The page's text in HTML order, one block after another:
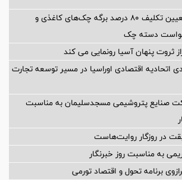
محاسبه جداگانه تعیین تکلیف 80 درصد برگه چک‌های کاغذی و
دسته چک
ثروت پنهان آسیا رونمایی می کند
اتحادیه اقتصادی اوراسیا در مسیر توسعه تجارت
صنایع پتروشیمی مسجدسلیمان به مناسبت
در روزگار روایت‌هاست
به مناسبت روز خبرنگار
برنامه تحول و اقتصاد تورمی